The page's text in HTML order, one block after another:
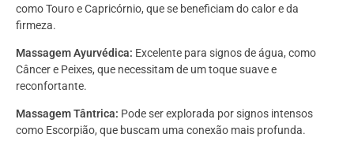
como Touro e Capricórnio, que se beneficiam do calor e da
firmeza.
Massagem Ayurvédica: Excelente para signos de água, como
Câncer e Peixes, que necessitam de um toque suave e
reconfortante.
Massagem Tântrica: Pode ser explorada por signos intensos
como Escorpião, que buscam uma conexão mais profunda.